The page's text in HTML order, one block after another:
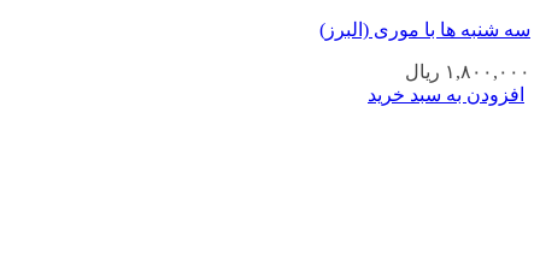
سه شنبه ها با موری (البرز)
۱,۸۰۰,۰۰۰ ریال
افزودن به سبد خرید